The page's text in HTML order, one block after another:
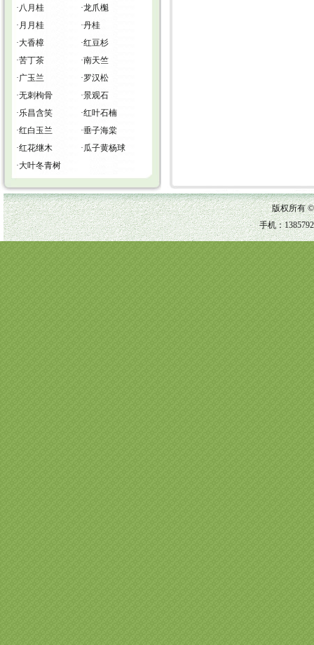
·八月桂 ·龙爪櫆
· 月月桂 ·丹桂
·大香樟 ·红豆杉
·苦丁茶 ·南天竺
·广玉兰 ·罗汉松
·无刺枸骨 ·景观石
·乐昌含笑 ·红叶石楠
·红白玉兰 ·垂子海棠
·红花继木 ·瓜子黄杨球
·大叶冬青树
版权所有
手机：